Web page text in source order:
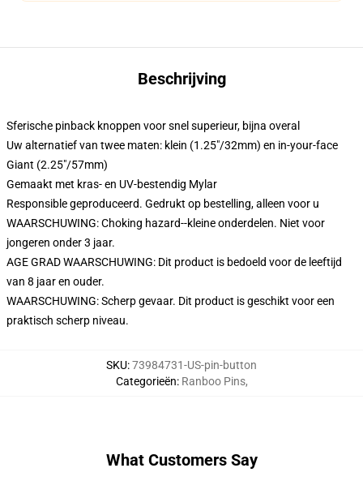
Beschrijving
Sferische pinback knoppen voor snel superieur, bijna overal
Uw alternatief van twee maten: klein (1.25"/32mm) en in-your-face
Giant (2.25"/57mm)
Gemaakt met kras- en UV-bestendig Mylar
Responsible geproduceerd. Gedrukt op bestelling, alleen voor u
WAARSCHUWING: Choking hazard--kleine onderdelen. Niet voor
jongeren onder 3 jaar.
AGE GRAD WAARSCHUWING: Dit product is bedoeld voor de leeftijd
van 8 jaar en ouder.
WAARSCHUWING: Scherp gevaar. Dit product is geschikt voor een
praktisch scherp niveau.
SKU:73984731-US-pin-button
Categorieën: Ranboo Pins,
What Customers Say